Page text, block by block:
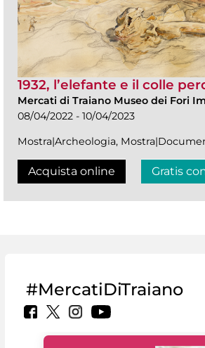
1932, l’elefante e il colle
Mercati di Traiano Museo dei Fori
08/04/2022 - 10/04/2023
Mostra|Archeologia,
Acquista online Gratis
#MercatiDiTraiano